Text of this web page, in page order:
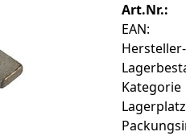
Art.Nr.:
EAN:
Kategorie